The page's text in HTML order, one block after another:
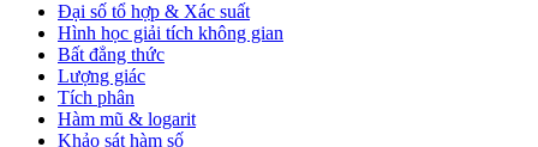
Đại số tổ hợp & Xác suất
Hình học giải tích không gian
Bất đẳng thức
Lượng giác
Tích phân
Hàm mũ & logarit
Khảo sát hàm số